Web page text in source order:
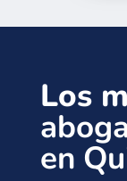
Los
en